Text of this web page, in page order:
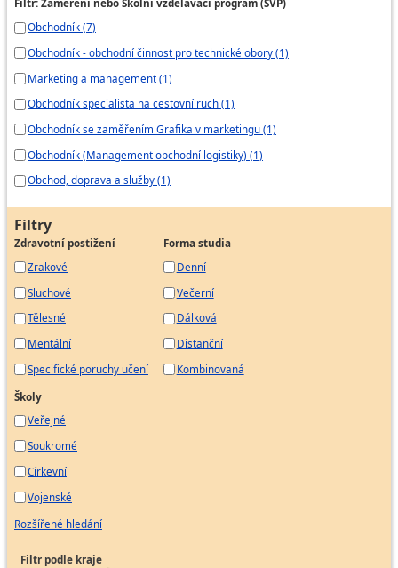
Filtr: Zaměření nebo Školní vzdělávací program (ŠVP)
Obchodník (7)
Obchodník - obchodní činnost pro technické obory (1)
Marketing a management (1)
Obchodník specialista na cestovní ruch (1)
Obchodník se zaměřením Grafika v marketingu (1)
Obchodník (Management obchodní logistiky) (1)
Obchod, doprava a služby (1)
Filtry
Zdravotní postižení
Zrakové
Sluchové
Tělesné
Mentální
Specifické poruchy učení
Forma studia
Denní
Večerní
Dálková
Distanční
Kombinovaná
Školy
Veřejné
Soukromé
Církevní
Vojenské
Rozšířené hledání
Filtr podle kraje